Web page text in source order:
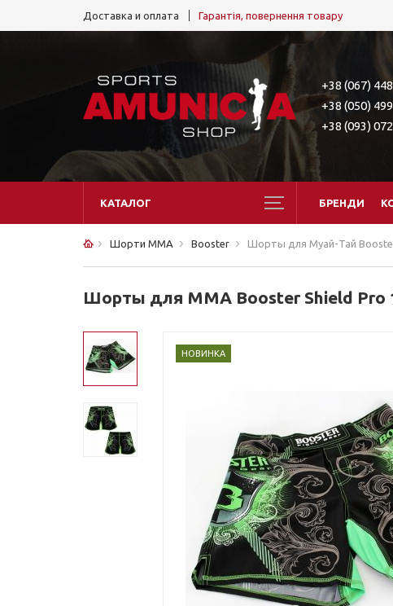
Доставка и оплата Гарантія, повернення товару
+38 (067)
+38 (050)
+38 (093)
КАТАЛОГ БРЕНДИ
Шорти ММА Booster Шорты для Муай-Тай
Шорты для МMA Booster Shield Pro
НОВИНКА